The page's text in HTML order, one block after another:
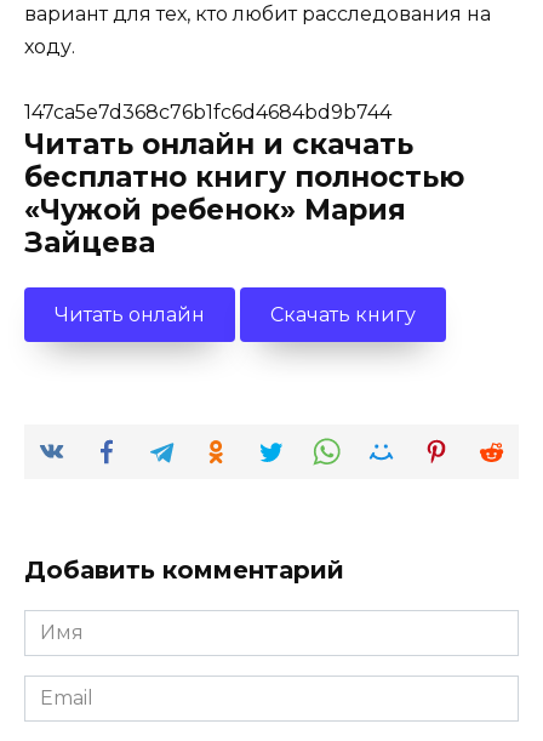
вариант для тех, кто любит расследования на
ходу.
147ca5e7d368c76b1fc6d4684bd9b744
Читать онлайн и скачать
бесплатно книгу полностью
«Чужой ребенок» Мария
Зайцева
Читать онлайн Скачать книгу
Добавить комментарий
Имя
*
Email
*